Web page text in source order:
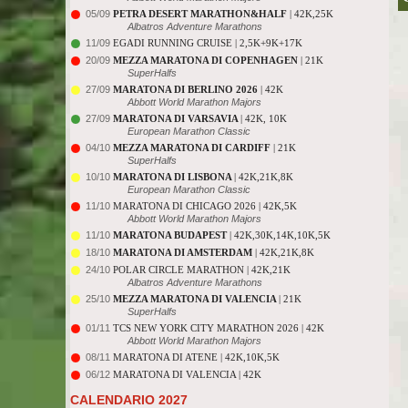
05/09 PETRA DESERT MARATHON&HALF | 42K,25K
Albatros Adventure Marathons
11/09 EGADI RUNNING CRUISE | 2,5K+9K+17K
20/09 MEZZA MARATONA DI COPENHAGEN | 21K
SuperHalfs
27/09 MARATONA DI BERLINO 2026 | 42K
Abbott World Marathon Majors
27/09 MARATONA DI VARSAVIA | 42K, 10K
European Marathon Classic
04/10 MEZZA MARATONA DI CARDIFF | 21K
SuperHalfs
10/10 MARATONA DI LISBONA | 42K,21K,8K
European Marathon Classic
11/10 MARATONA DI CHICAGO 2026 | 42K,5K
Abbott World Marathon Majors
11/10 MARATONA BUDAPEST| 42K,30K,14K,10K,5K
18/10 MARATONA DI AMSTERDAM | 42K,21K,8K
24/10 POLAR CIRCLE MARATHON | 42K,21K
Albatros Adventure Marathons
25/10 MEZZA MARATONA DI VALENCIA | 21K
SuperHalfs
01/11 TCS NEW YORK CITY MARATHON 2026 | 42K
Abbott World Marathon Majors
08/11 MARATONA DI ATENE | 42K,10K,5K
06/12 MARATONA DI VALENCIA | 42K
CALENDARIO 2027